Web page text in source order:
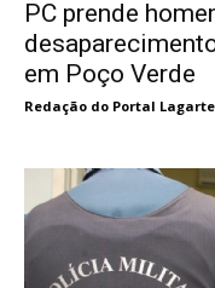
PC prende
em Poço Verde
Redação do Portal